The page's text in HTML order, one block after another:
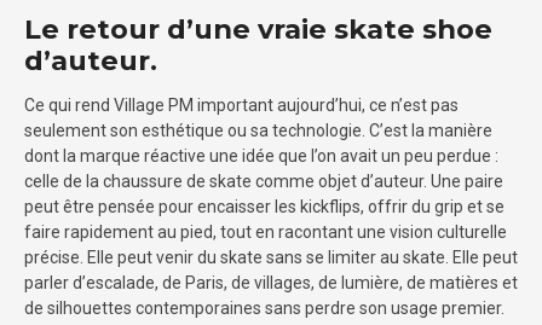
Le retour d’une vraie skate shoe
d’auteur.
Ce qui rend Village PM important aujourd’hui, ce n’est pas
seulement son esthétique ou sa technologie. C’est la manière
dont la marque réactive une idée que l’on avait un peu perdue :
celle de la chaussure de skate comme objet d’auteur. Une paire
peut être pensée pour encaisser les kickflips, offrir du grip et se
faire rapidement au pied, tout en racontant une vision culturelle
précise. Elle peut venir du skate sans se limiter au skate. Elle peut
parler d’escalade, de Paris, de villages, de lumière, de matières et
de silhouettes contemporaines sans perdre son usage premier.